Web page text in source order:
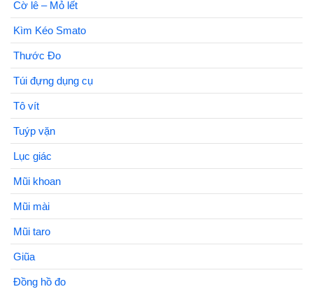
Cờ lê – Mỏ lết
Kìm Kéo Smato
Thước Đo
Túi đựng dụng cụ
Tô vít
Tuýp vặn
Lục giác
Mũi khoan
Mũi mài
Mũi taro
Giũa
Đồng hồ đo